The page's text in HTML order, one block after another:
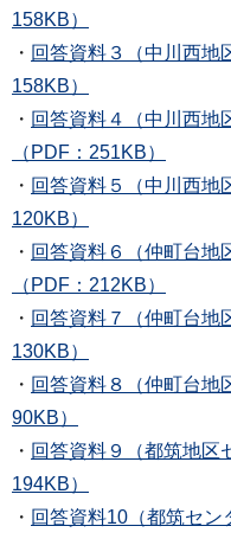
158KB）
・ 回答資料３（中川西
158KB）
・ 回答資料４（中川西地
（PDF：251KB）
・ 回答資料５（中川西
120KB）
・ 回答資料６（仲町台地
（PDF：212KB）
・ 回答資料７（仲町台
130KB）
・ 回答資料８（仲町台
90KB）
・ 回答資料９（都筑地
194KB）
・ 回答資料10（都筑セ